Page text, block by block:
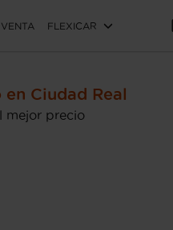
FLEXICAR
en Ciudad Real
mejor precio